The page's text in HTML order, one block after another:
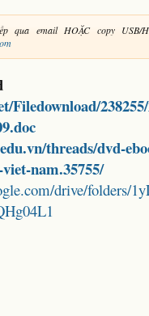
qua email HOẶC copy USB/
Filedownload/
threads/dvd-
nam.35755/
drive/folders/